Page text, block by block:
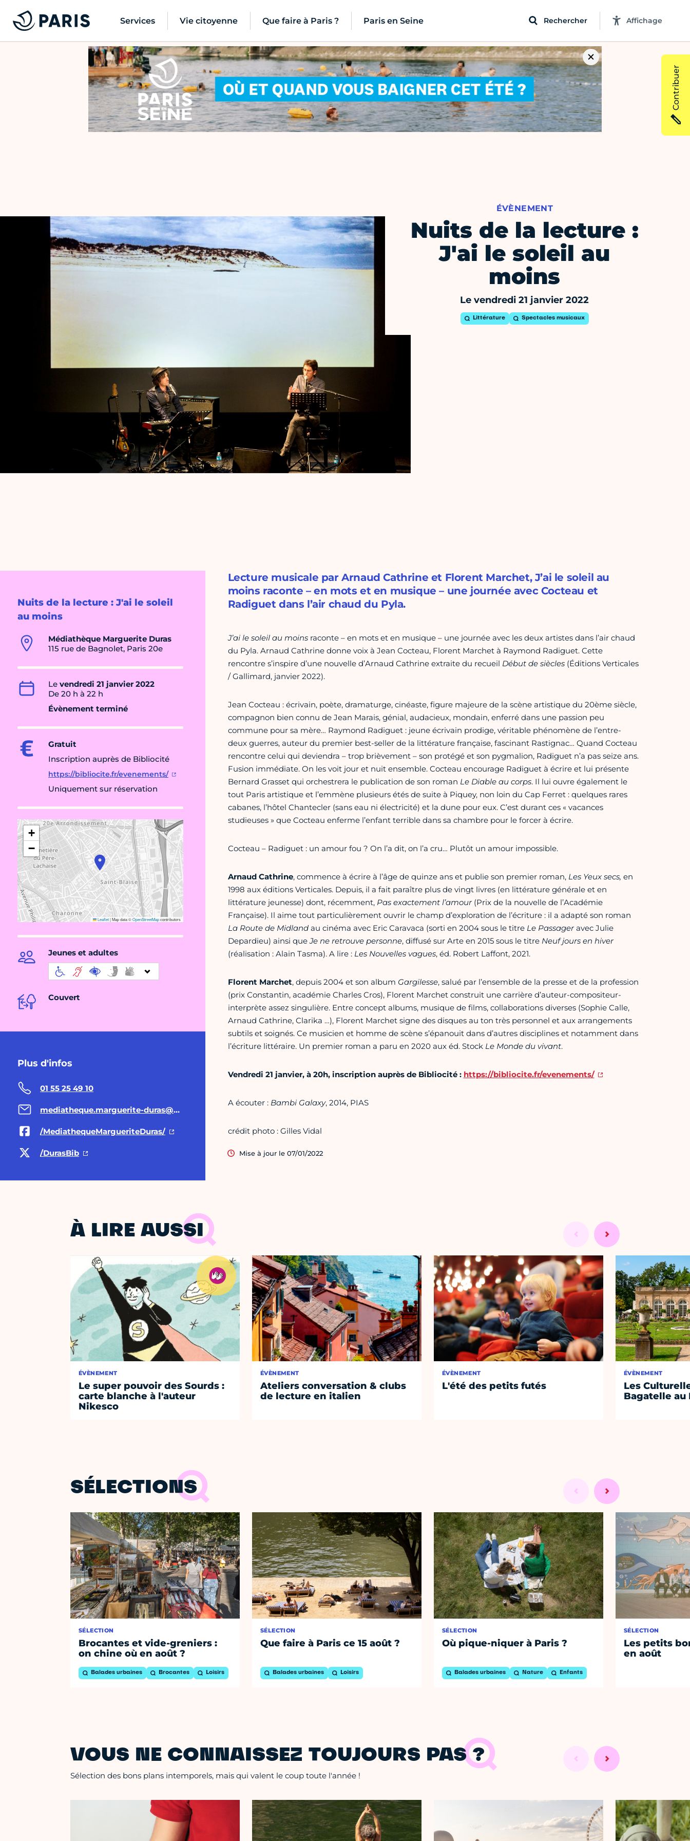
Services Vie citoyenne Que faire à Paris ? Paris en Seine Rechercher Affichage
ÉVÈNEMENT
Nuits de la lecture :
J'ai le soleil au
moins
Le vendredi 21 janvier 2022
Littérature Spectacles musicaux
Nuits de la lecture : J'ai le soleil
au moins
Médiathèque Marguerite Duras
115 rue de Bagnolet, Paris 20e
Le vendredi 21 janvier 2022
De 20 h à 22 h
Évènement terminé
Gratuit
Inscription auprès de Bibliocité
https://bibliocite.fr/evenements/
Uniquement sur réservation
+
−
Leaflet|Map data ©OpenStreetMapcontributors
Jeunes et adultes
Couvert
Plus d'infos
01 55 25 49 10
mediatheque.marguerite-duras@paris.fr
/MediathequeMargueriteDuras/
/DurasBib
Lecture musicale par Arnaud Cathrine et Florent Marchet, J’ai le soleil au
moins raconte – en mots et en musique – une journée avec Cocteau et
Radiguet dans l’air chaud du Pyla.
J’ai le soleil au moinsraconte – en mots et en musique – une journée avec les deux artistes dans l’air chaud
du Pyla. Arnaud Cathrine donne voix à Jean Cocteau, Florent Marchet à Raymond Radiguet. Cette
rencontre s’inspire d’une nouvelle d’Arnaud Cathrine extraite du recueil Début de siècles(Éditions Verticales
/ Gallimard, janvier 2022).
Jean Cocteau : écrivain, poète, dramaturge, cinéaste, figure majeure de la scène artistique du 20ème siècle,
compagnon bien connu de Jean Marais, génial, audacieux, mondain, enferré dans une passion peu
commune pour sa mère… Raymond Radiguet : jeune écrivain prodige, véritable phénomène de l’entre-
deux guerres, auteur du premier best-seller de la littérature française, fascinant Rastignac… Quand Cocteau
rencontre celui qui deviendra – trop brièvement – son protégé et son pygmalion, Radiguet n’a pas seize ans.
Fusion immédiate. On les voit jour et nuit ensemble. Cocteau encourage Radiguet à écrire et lui présente
Bernard Grasset qui orchestrera le publication de son roman Le Diable au corps. Il lui ouvre également le
tout Paris artistique et l’emmène plusieurs étés de suite à Piquey, non loin du Cap Ferret : quelques rares
cabanes, l’hôtel Chantecler (sans eau ni électricité) et la dune pour eux. C’est durant ces « vacances
studieuses » que Cocteau enferme l’enfant terrible dans sa chambre pour le forcer à écrire.
Cocteau – Radiguet : un amour fou ? On l’a dit, on l’a cru… Plutôt un amour impossible.
Arnaud Cathrine, commence à écrire à l’âge de quinze ans et publie son premier roman, Les Yeux secs, en
1998 aux éditions Verticales. Depuis, il a fait paraître plus de vingt livres (en littérature générale et en
littérature jeunesse) dont, récemment, Pas exactement l’amour(Prix de la nouvelle de l’Académie
Française). Il aime tout particulièrement ouvrir le champ d’exploration de l’écriture : il a adapté son roman
La Route de Midlandau cinéma avec Eric Caravaca (sorti en 2004 sous le titre Le Passageravec Julie
Depardieu) ainsi queJe ne retrouve personne, diffusé sur Arte en 2015 sous le titre Neuf jours en hiver
(réalisation : Alain Tasma). A lire : Les Nouvelles vagues, éd. Robert Laffont, 2021.
Florent Marchet, depuis 2004 et son album Gargilesse, salué par l’ensemble de la presse et de la profession
(prix Constantin, académie Charles Cros), Florent Marchet construit une carrière d’auteur-compositeur-
interprète assez singulière. Entre concept albums, musique de films, collaborations diverses (Sophie Calle,
Arnaud Cathrine, Clarika …), Florent Marchet signe des disques au ton très personnel et aux arrangements
subtils et soignés. Ce musicien et homme de scène s’épanouit dans d’autres disciplines et notamment dans
l’écriture littéraire. Un premier roman a paru en 2020 aux éd. Stock Le Monde du vivant.
Vendredi 21 janvier, à 20h, inscription auprès de Bibliocité : https://bibliocite.fr/evenements/
A écouter : Bambi Galaxy, 2014, PIAS
crédit photo : Gilles Vidal
Mise à jour le 07/01/2022
À LIRE AUSSI
ÉVÈNEMENT
Le super pouvoir des Sourds :
carte blanche à l'auteur
Nikesco
ÉVÈNEMENT
Ateliers conversation & clubs
de lecture en italien
ÉVÈNEMENT
L'été des petits futés
ÉVÈNEMENT
Les
Bagatelle au
SÉLECTIONS
SÉLECTION
Brocantes et vide-greniers :
on chine où en août ?
Balades urbaines Brocantes Loisirs
SÉLECTION
Que faire à Paris ce 15 août ?
Balades urbaines Loisirs
SÉLECTION
Où pique-niquer à Paris ?
Balades urbaines Nature Enfants
SÉLECTION
Les petits
en août
VOUS NE CONNAISSEZ TOUJOURS PAS ?
Sélection des bons plans intemporels, mais qui valent le coup toute l'année !
Contribuer